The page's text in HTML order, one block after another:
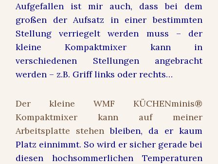
Aufgefallen ist mir auch, dass bei dem
großen der Aufsatz in einer bestimmten
Stellung verriegelt werden muss – der
kleine Kompaktmixer kann in
verschiedenen Stellungen angebracht
werden – z.B. Griff links oder rechts…
Der kleine WMF KÜCHENminis®
Kompaktmixer kann auf meiner
Arbeitsplatte stehenbleiben, da er kaum
Platz einnimmt. So wird er sicher gerade bei
diesen hochsommerlichen Temperaturen